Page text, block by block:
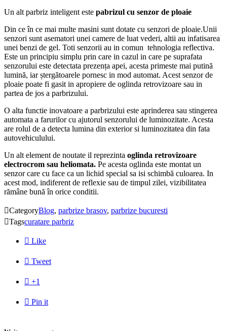
Un alt parbriz inteligent este pabrizul cu senzor de ploaie
Din ce în ce mai multe masini sunt dotate cu senzori de ploaie.Unii
senzori sunt asematori unei camere de luat vederi, altii au infatisarea
unei benzi de gel. Toti senzorii au in comun tehnologia reflectiva.
Este un principiu simplu prin care in cazul in care pe suprafata
senzorului este detectata prezența apei, acesta primeste mai putină
lumină, iar ștergătoarele pornesc in mod automat. Acest senzor de
ploaie poate fi gasit in apropiere de oglinda retrovizoare sau in
partea de jos a parbrizului.
O alta functie inovatoare a parbrizului este aprinderea sau stingerea
automata a farurilor cu ajutorul senzorului de luminozitate. Acesta
are rolul de a detecta lumina din exterior si luminozitatea din fata
autovehiculului.
Un alt element de noutate il reprezinta oglinda retrovizoare
electrocrom sau heliomata. Pe acesta oglinda este montat un
senzor care cu face ca un lichid special sa isi schimbă culoarea. In
acest mod, indiferent de reflexie sau de timpul zilei, vizibilitatea
rămâne bună în orice conditii.
CategoryBlog, parbrize brasov, parbrize bucuresti
Tagscuratare parbriz
 Like
 Tweet
 +1
 Pin it